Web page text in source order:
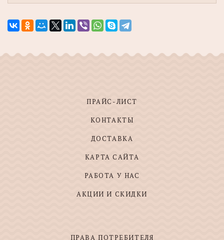
ПРАЙС-ЛИСТ
КОНТАКТЫ
ДОСТАВКА
КАРТА САЙТА
РАБОТА У НАС
АКЦИИ И СКИДКИ
ПРАВА ПОТРЕБИТЕЛЯ